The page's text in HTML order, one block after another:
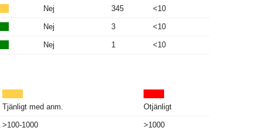
Nej 345 <10
Nej 3 <10
Nej 1 <10
Tjänligt med anm. Otjänligt
>100-1000 >1000